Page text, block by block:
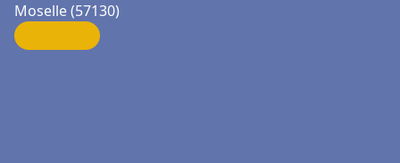
Moselle (57130)